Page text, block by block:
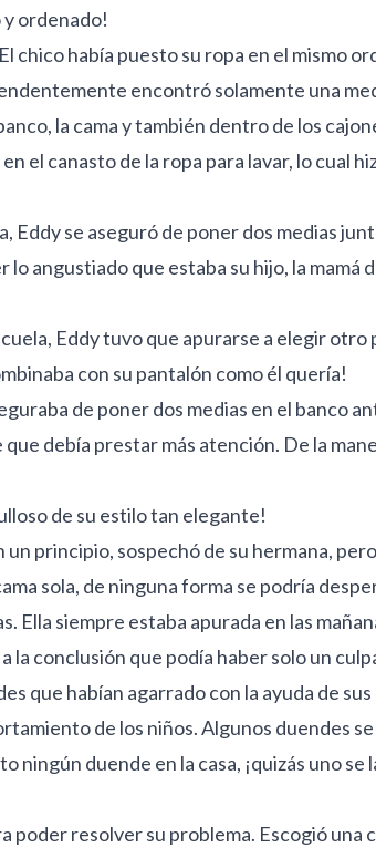
y ordenado!
chico había puesto su ropa en el mismo
encontró solamente una
la cama y también dentro de los
el canasto de la ropa para lavar, lo cual
Eddy se aseguró de poner dos medias
angustiado que estaba su hijo, la mamá
Eddy tuvo que apurarse a elegir otro
con su pantalón como él quería!
de poner dos medias en el banco
debía prestar más atención. De la
de su estilo tan elegante!
principio, sospechó de su hermana,
sola, de ninguna forma se podría
siempre estaba apurada en las
la conclusión que podía haber solo un
que habían agarrado con la ayuda de
de los niños. Algunos duendes
ningún duende en la casa, ¡quizás uno
poder resolver su problema. Escogió una